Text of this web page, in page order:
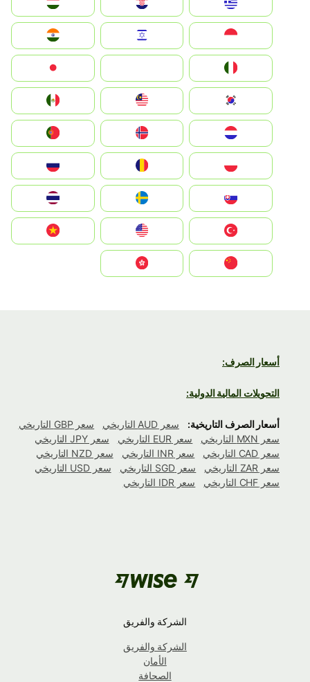
Hrvatska
Magyarország
Indonesia
South Korea
Nederland
Portugal
România
Slovensko
United States
Vietnam
أسعار الصرف:
التحويلات المالية الدولية:
أسعار الصرف التاريخية: سعر AUD التاريخي
سعر GBP التاريخي
سعر MXN التاريخي
سعر EUR التاريخي
سعر JPY التاريخي
سعر CAD التاريخي
سعر INR التاريخي
سعر NZD التاريخي
سعر ZAR التاريخي
سعر SGD التاريخي
سعر USD التاريخي
سعر CHF التاريخي
سعر IDR التاريخي
الشركة والفريق
الشركة والفريق
الأمان
الصحافة